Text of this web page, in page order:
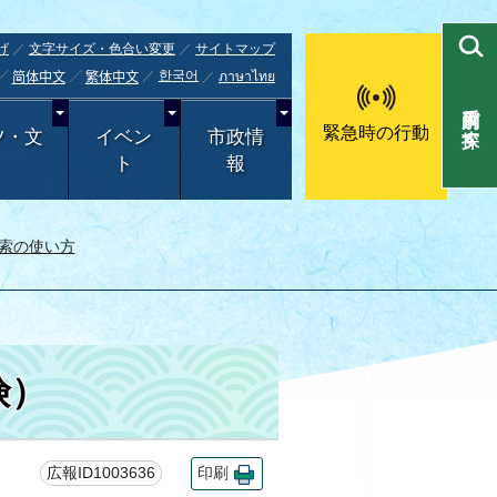
文字サイズ・色合い変更
サイトマップ
简体中文 繁体中文 한국어 ภาษาไทย
・文
イベン
ト
市政情
報
緊急時の行動
の使い方
目的別で探す
広報ID1003636 印刷